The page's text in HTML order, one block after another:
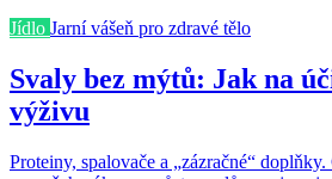
Jídlo Jarní vášeň pro zdravé tělo
Svaly bez mýtů: Jak na
výživu
Proteiny, spalovače a „zázračné“